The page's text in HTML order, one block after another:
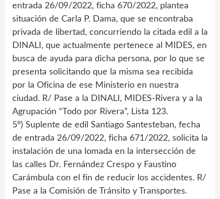
entrada 26/09/2022, ficha 670/2022, plantea
situación de Carla P. Dama, que se encontraba
privada de libertad, concurriendo la citada edil a la
DINALI, que actualmente pertenece al MIDES, en
busca de ayuda para dicha persona, por lo que se
presenta solicitando que la misma sea recibida
por la Oficina de ese Ministerio en nuestra
ciudad. R/ Pase a la DINALI, MIDES-Rivera y a la
Agrupación “Todo por Rivera”, Lista 123.
5º) Suplente de edil Santiago Santesteban, fecha
de entrada 26/09/2022, ficha 671/2022, solicita la
instalación de una lomada en la intersección de
las calles Dr. Fernández Crespo y Faustino
Carámbula con el fin de reducir los accidentes. R/
Pase a la Comisión de Tránsito y Transportes.